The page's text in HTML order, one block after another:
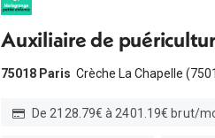
Auxiliaire de
75018 Paris Crèche La Chapelle
De 2128.79€ à 2401.19€ brut/